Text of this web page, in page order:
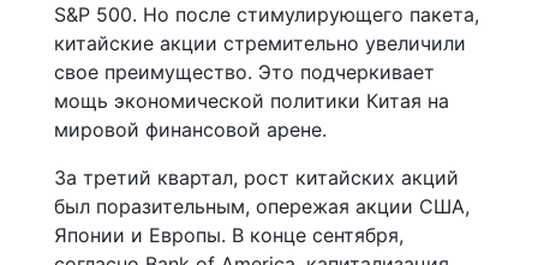
S&P 500. Но после стимулирующего пакета,
китайские акции стремительно увеличили
свое преимущество. Это подчеркивает
мощь экономической политики Китая на
мировой финансовой арене.
За третий квартал, рост китайских акций
был поразительным, опережая акции США,
Японии и Европы. В конце сентября,